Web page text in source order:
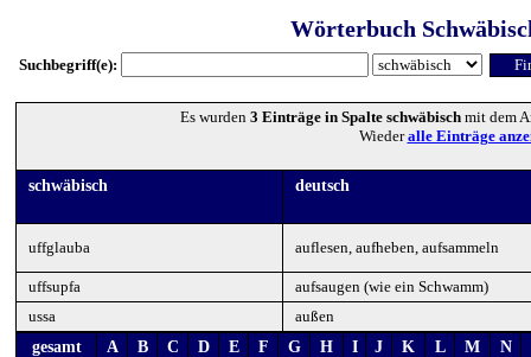
Wörterbuch
Suchbegriff(e):
Es wurden 3 Einträge in Spalte schwäbisch mit dem
Wiederalle Einträge
schwäbisch deutsch
uffglauba auflesen, aufheben, aufsammeln
uffsupfa
aufsaugen (wie ein Schwamm)
ussa
außen
gesamt
A B C D E F G H I J K L M N